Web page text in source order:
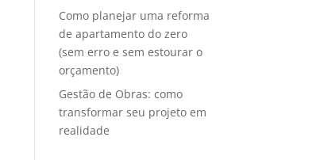
Como planejar uma reforma
de apartamento do zero
(sem erro e sem estourar o
orçamento)
Gestão de Obras: como
transformar seu projeto em
realidade